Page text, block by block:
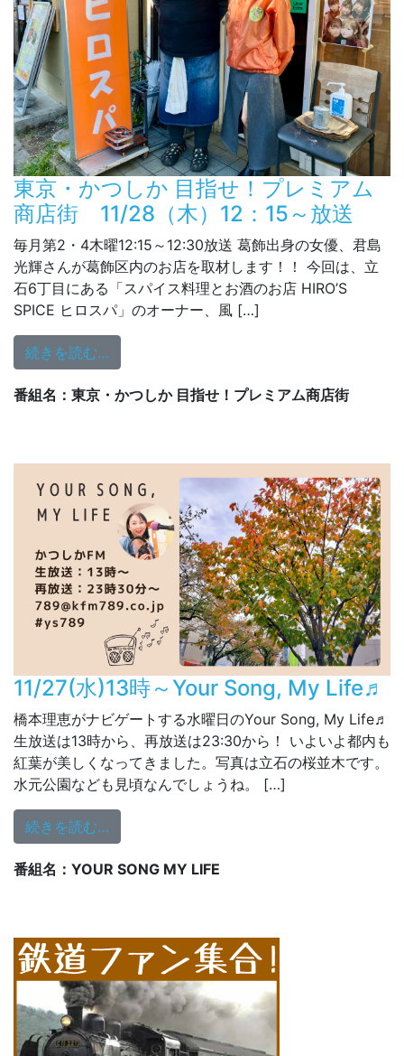
東京・かつしか 目指せ！プレミアム
商店街 11/28（木）12：15～放送
毎月第2・4木曜12:15～12:30放送 葛飾出身の女優、君島
光輝さんが葛飾区内のお店を取材します！！ 今回は、立
石6丁目にある「スパイス料理とお酒のお店 HIRO’S
SPICE ヒロスパ」のオーナー、風 […]
続きを読む…
番組名：東京・かつしか 目指せ！プレミアム商店街
11/27(水)13時～Your Song, My Life♬
橋本理恵がナビゲートする水曜日のYour Song, My Life♬
生放送は13時から、再放送は23:30から！ いよいよ都内も
紅葉が美しくなってきました。写真は立石の桜並木です。
水元公園なども見頃なんでしょうね。 […]
続きを読む…
番組名：YOUR SONG MY LIFE